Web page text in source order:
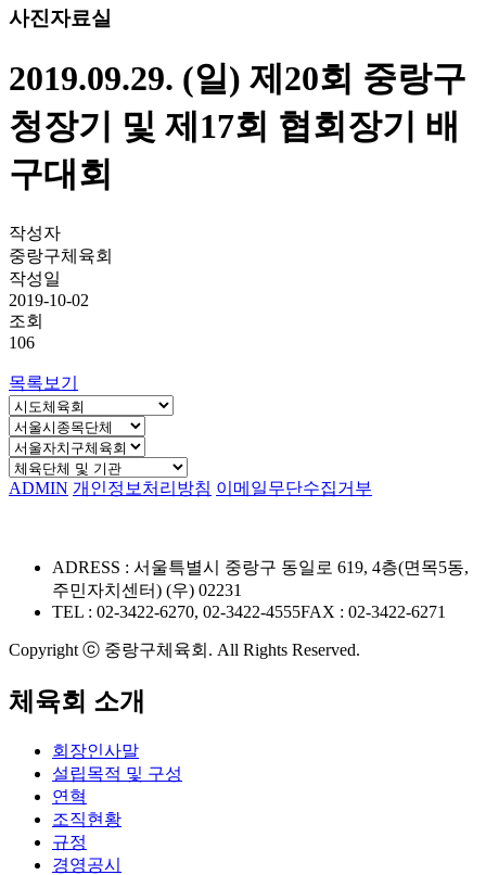
사진자료실
2019.09.29. (일) 제20회 중랑구
청장기 및 제17회 협회장기 배
구대회
작성자
중랑구체육회
작성일
2019-10-02
조회
106
목록보기
ADMIN 개인정보처리방침 이메일무단수집거부
ADRESS : 서울특별시 중랑구 동일로 619, 4층(면목5동,
주민자치센터) (우) 02231
TEL : 02-3422-6270, 02-3422-4555FAX : 02-3422-6271
Copyright ⓒ 중랑구체육회. All Rights Reserved.
체육회 소개
회장인사말
설립목적 및 구성
연혁
조직현황
규정
경영공시